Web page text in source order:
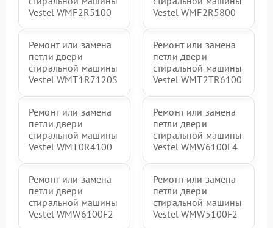
Vestel WMF2R5100
Vestel WMF2R5800
Ремонт или замена
петли двери
стиральной машины
Vestel WMT1R7120S
Ремонт или замена
петли двери
стиральной машины
Vestel WMT2TR6100
Ремонт или замена
петли двери
стиральной машины
Vestel WMT0R4100
Ремонт или замена
петли двери
стиральной машины
Vestel WMW6100F4
Ремонт или замена
петли двери
стиральной машины
Vestel WMW6100F2
Ремонт или замена
петли двери
стиральной машины
Vestel WMW5100F2